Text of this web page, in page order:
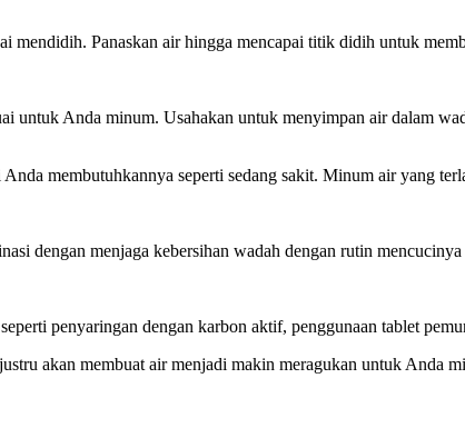
mendidih. Panaskan air hingga mencapai titik didih untuk
untuk Anda minum. Usahakan untuk menyimpan air dalam
membutuhkannya seperti sedang sakit. Minum air yang
dengan menjaga kebersihan wadah dengan rutin
penyaringan dengan karbon aktif, penggunaan tablet
akan membuat air menjadi makin meragukan untuk Anda